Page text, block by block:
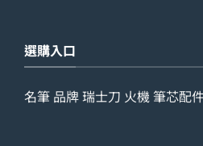
選購入口
名筆 品牌瑞士刀 火機筆芯配